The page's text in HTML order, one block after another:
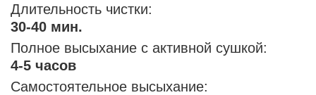
Длительность чистки:
30-40 мин.
Полное высыхание с активной сушкой:
4-5 часов
Самостоятельное высыхание: